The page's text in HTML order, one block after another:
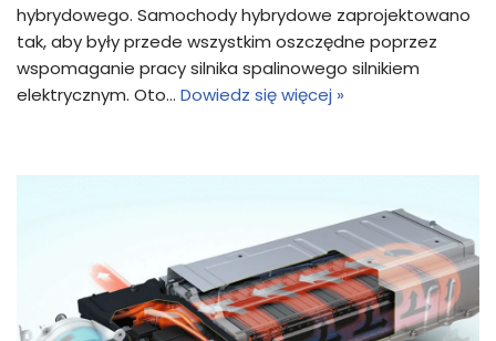
hybrydowego. Samochody hybrydowe zaprojektowano
tak, aby były przede wszystkim oszczędne poprzez
wspomaganie pracy silnika spalinowego silnikiem
elektrycznym. Oto… Dowiedz się więcej »